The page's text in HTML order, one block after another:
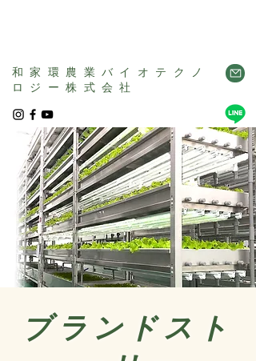
和家環農業バイオテクノ
ロジー株式会社
ブランドスト